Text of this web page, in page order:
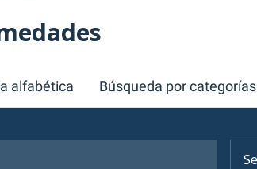
alfabética Búsqueda por categorías